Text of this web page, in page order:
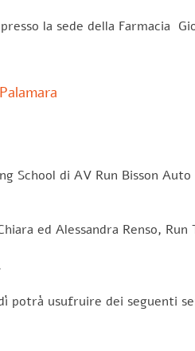
la sede della Farmacia
School di AV Run Bisson
ed Alessandra Renso, Run
potrà usufruire dei seguenti